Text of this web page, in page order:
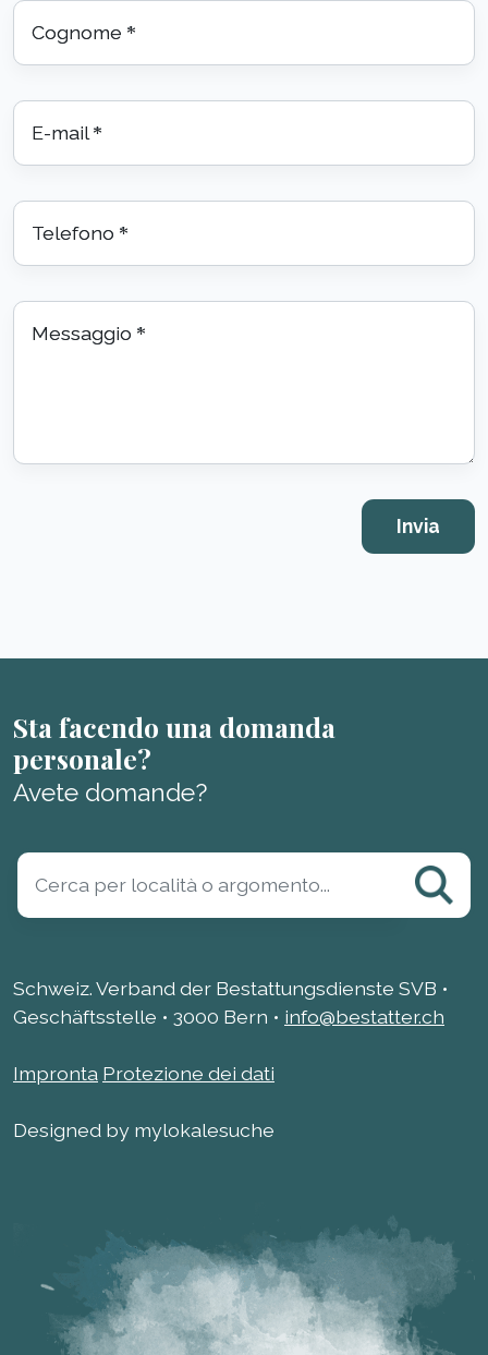
Cognome *
E-mail*
Telefono *
Messaggio *
Sta facendo una domanda
personale?
Avete domande?
Schweiz. Verband der Bestattungsdienste SVB •
Geschäftsstelle • 3000 Bern • info@bestatter.ch
Impronta Protezione dei dati
Designed by mylokalesuche